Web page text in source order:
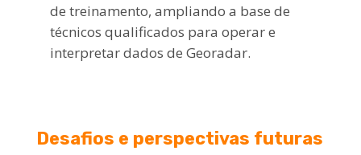
de treinamento, ampliando a base de
técnicos qualificados para operar e
interpretar dados de Georadar.
Desafios e perspectivas futuras